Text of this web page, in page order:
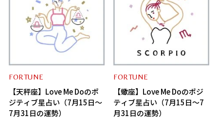
FORTUNE
【天秤座】Love Me Doのポ
ジティブ星占い（7月15日～
7月31日の運勢）
FORTUNE
【蠍座】Love Me Doのポジ
ティブ星占い（7月15日～7
月31日の運勢）